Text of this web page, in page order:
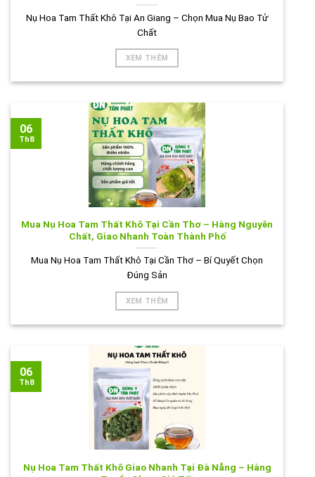
Nụ Hoa Tam Thất Khô Tại An Giang – Chọn Mua Nụ Bao Tử
Chất
XEM THÊM
Mua Nụ Hoa Tam Thất Khô Tại Cần Thơ – Hàng Nguyên
Chất, Giao Nhanh Toàn Thành Phố
Mua Nụ Hoa Tam Thất Khô Tại Cần Thơ – Bí Quyết Chọn
Đúng Sản
XEM THÊM
06
Th8
Nụ Hoa Tam Thất Khô Giao Nhanh Tại Đà Nẵng – Hàng
06
Th8